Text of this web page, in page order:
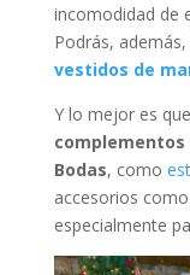
incomodidad de
Podrás,
vestidos de
Y lo mejor es que
complementos
Bodas, como
accesorios
especialmente